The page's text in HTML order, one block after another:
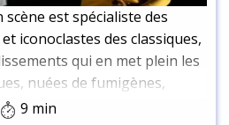
est spécialiste des
iconoclastes des classiques,
qui en met plein les
nuées de fumigènes,
grandiose et
9 min